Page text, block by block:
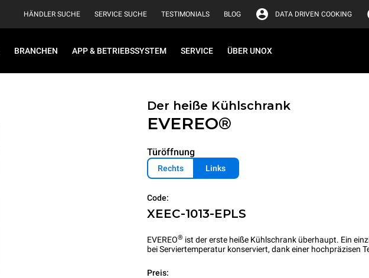
HÄNDLER SUCHE SERVICE SUCHE TESTIMONIALS BLOG DATA DRIVEN COOKING
BRANCHEN APP & BETRIEBSSYSTEM SERVICE ÜBER UNOX
Der heiße Kühlschrank
EVEREO®
Türöffnung
Rechts Links
Code:
XEEC-1013-EPLS
EVEREO® ist der erste heiße Kühlschrank überhaupt. Ein
bei Serviertemperatur konserviert, dank einer hochpräzisen
Preis: